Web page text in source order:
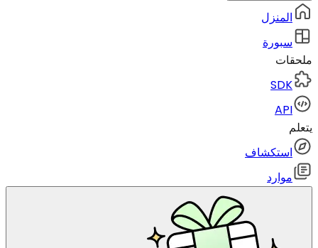
المنزل
سبورة
ملحقات
SDK
API
يتعلم
استكشاف
موارد